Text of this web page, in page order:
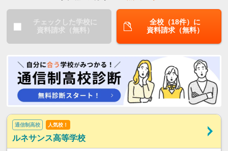
チェックした学校に
資料請求（無料）
全校（18件）に
資料請求（無料）
通信制高校 人気校！
ルネサンス高等学校